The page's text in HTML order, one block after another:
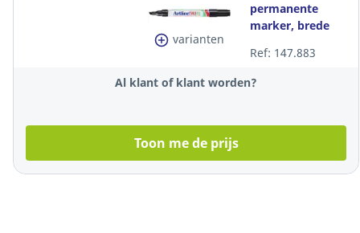
varianten
permanente
marker, brede
zwart, per stuk
Ref: 147.883
Al klant of klant worden?
Toon me de prijs